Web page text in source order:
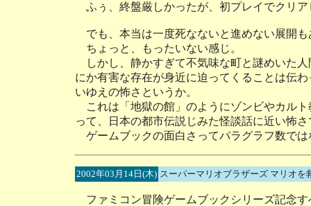
ふぅ、終盤厳しかったが、初プレイでクリア
でも、本当は一度死なないと進めない展開も
ちょっと、もったいない感じ。
しかし、静かすぎて不気味な町と謎めいた
にか有害な存在が身近に迫ってくることは伝
いゆえの怖さというか。
これは「地獄の館」のようにゾンビやカル
って、日本の都市伝説じみた怪談話に近い怖さ
ゲームブックの面白さってパラグラフ数では
2002年03月14日(木) スーパーマリオブラザーズ マリオを
ファミコン冒険ゲームブックシリーズ記念す